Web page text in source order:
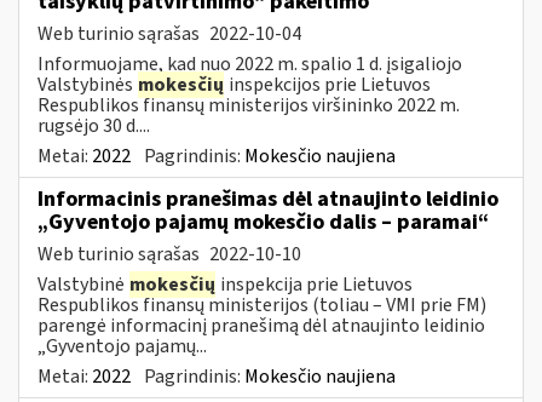
Web turinio sąrašas 2022-10-04
Informuojame, kad nuo 2022 m. spalio 1 d. įsigaliojo
Valstybinės mokesčių inspekcijos prie Lietuvos
Respublikos finansų ministerijos viršininko 2022 m.
rugsėjo 30 d....
Metai: 2022 Pagrindinis: Mokesčio naujiena
Informacinis pranešimas dėl atnaujinto leidinio
„Gyventojo pajamų mokesčio dalis – paramai“
Web turinio sąrašas 2022-10-10
Valstybinė mokesčių inspekcija prie Lietuvos
Respublikos finansų ministerijos (toliau – VMI prie FM)
parengė informacinį pranešimą dėl atnaujinto leidinio
„Gyventojo pajamų...
Metai: 2022 Pagrindinis: Mokesčio naujiena